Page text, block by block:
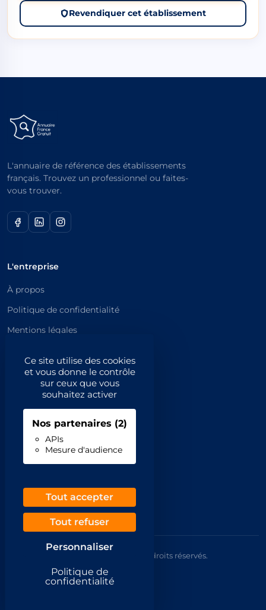
Ce site utilise des cookies
et vous donne le contrôle
sur ceux que vous
souhaitez activer
Nos partenaires (2)
APIs
Mesure d'audience
Tout accepter
Tout refuser
Personnaliser
Politique de
confidentialité
Revendiquer cet établissement
L'annuaire de référence des établissements
français. Trouvez un professionnel ou faites-
vous trouver.
L'entreprise
À propos
Politique de confidentialité
Mentions légales
Catégories principales
Catégories
Professionnels
Inscrivez-vous
Demande de retrait
© 2026 Annuaire France Gratuit. Tous droits réservés.
Mentions légales